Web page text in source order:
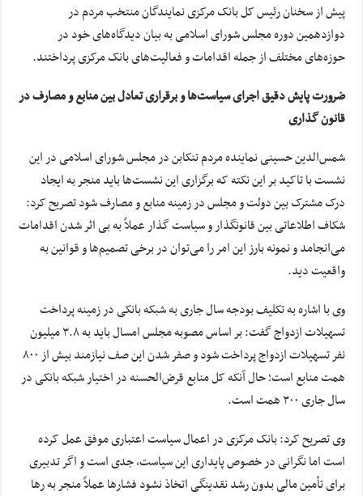
پیش از سخنان رئیس کل بانک مرکزی نمایندگان منتخب مردم در
دوازدهمین دوره مجلس شورای اسلامی به بیان دیدگاه‌های خود در
حوزه‌های مختلف از جمله اقدامات و فعالیت‌های بانک مرکزی پرداختند.
ضرورت پایش دقیق اجرای سیاست‌ها و برقراری تعادل بین منابع و مصارف در
قانون گذاری
شمس‌الدین حسینی نماینده مردم تنکابن در مجلس شورای اسلامی در این
نشست با تاکید بر این نکته که برگزاری این نشست‌ها باید منجر به ایجاد
درک مشترک بین دولت و مجلس در زمینه منابع و مصارف شود تصریح کرد:
شکاف اطلاعاتی بین قانونگذار و سیاست گذار عملاً به بی اثر شدن اقدامات
می‌انجامد و نمونه بارز این امر را می‌توان در برخی تصمیم‌ها و قوانین به
واقعیت دید.
وی با اشاره به تکلیف بودجه سال جاری به شبکه بانکی در زمینه پرداخت
تسهیلات ازدواج گفت: بر اساس مصوبه مجلس امسال باید به ۳.۸ میلیون
نفر تسهیلات ازدواج پرداخت شود و صفر شدن این صف نیازمند بیش از ۸۰۰
همت منابع است؛ حال آنکه کل منابع قرض‌الحسنه در اختیار شبکه بانکی در
سال جاری ۳۰۰ همت است.
وی تصریح کرد: بانک مرکزی در اعمال سیاست اعتباری موفق عمل کرده
است اما نگرانی در خصوص پایداری این سیاست، جدی است و اگر تدبیری
برای تأمین مالی بدون رشد نقدینگی اتخاذ نشود فشارها عملاً منجر به رها